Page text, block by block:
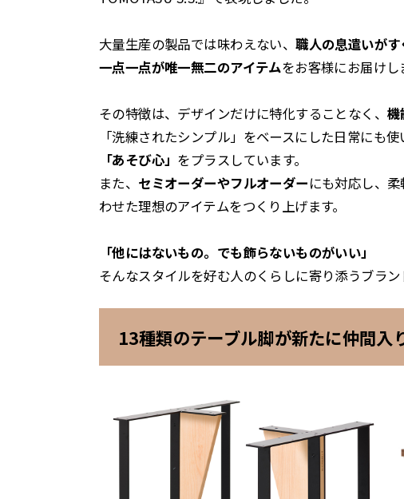
大量生産の製品では味わえない、職人の息遣いが
一点一点が唯一無二のアイテムをお客様にお届けし
その特徴は、デザインだけに特化することなく、機
「洗練されたシンプル」をベースにした日常にも
「あそび心」 をプラスしています。
また、 セミオーダーやフルオーダーにも対応し、
わせた理想のアイテムをつくり上げます。
「他にはないもの。でも飾らないものがいい」
そんなスタイルを好む人のくらしに寄り添うブラン
13種類のテーブル脚が新たに仲間入